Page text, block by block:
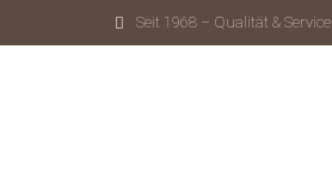
Seit 1968 – Qualität &